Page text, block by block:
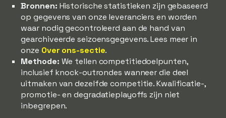
Bronnen: Historische statistieken zijn gebaseerd
op gegevens van onze leveranciers en worden
waar nodig gecontroleerd aan de hand van
gearchiveerde seizoensgegevens. Lees meer in
onze Over ons-sectie.
Methode: We tellen competitiedoelpunten,
inclusief knock-outrondes wanneer die deel
uitmaken van dezelfde competitie. Kwalificatie-,
promotie- en degradatieplayoffs zijn niet
inbegrepen.